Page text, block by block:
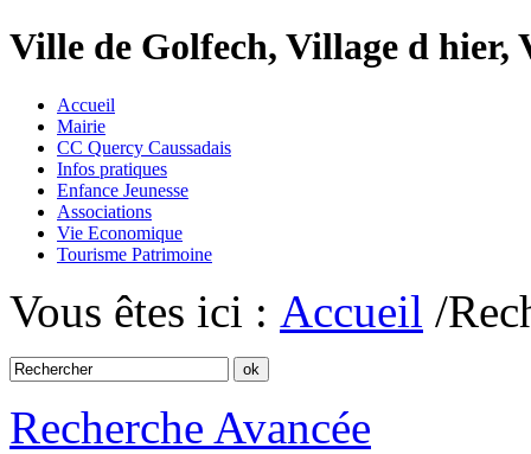
Ville de Golfech, Village d
Accueil
Mairie
CC Quercy Caussadais
Infos pratiques
Enfance Jeunesse
Associations
Vie Economique
Tourisme Patrimoine
Vous êtes ici : Accueil /
Recherche Avancée